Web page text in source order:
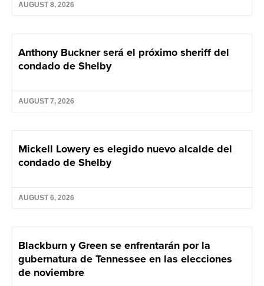
AUGUST 8, 2026
Anthony Buckner será el próximo sheriff del
condado de Shelby
AUGUST 7, 2026
Mickell Lowery es elegido nuevo alcalde del
condado de Shelby
AUGUST 6, 2026
Blackburn y Green se enfrentarán por la
gubernatura de Tennessee en las elecciones
de noviembre